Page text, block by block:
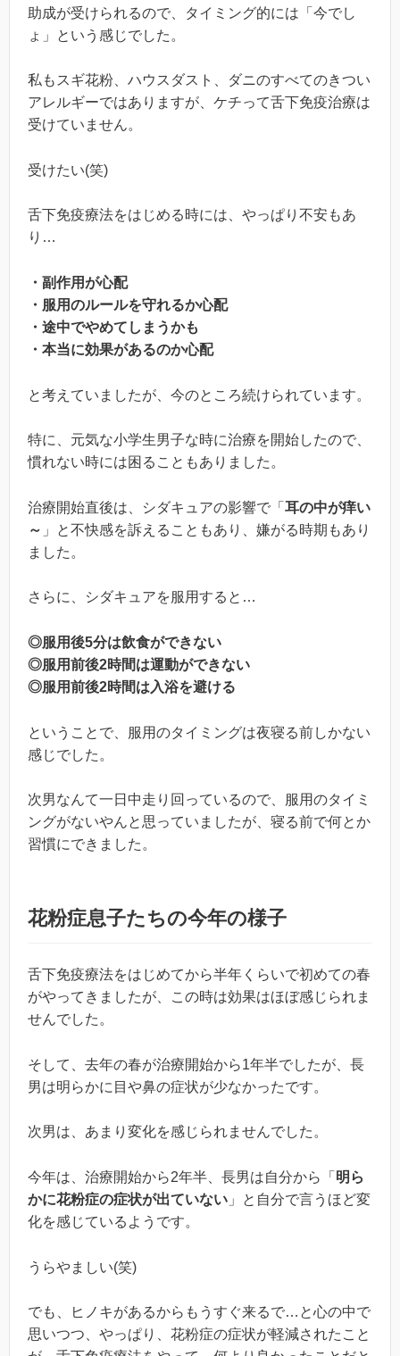
助成が受けられるので、タイミング的には「今でし
ょ」という感じでした。
私もスギ花粉、ハウスダスト、ダニのすべてのきつい
アレルギーではありますが、ケチって舌下免疫治療は
受けていません。
受けたい(笑)
舌下免疫療法をはじめる時には、やっぱり不安もあ
り…
・副作用が心配
・服用のルールを守れるか心配
・途中でやめてしまうかも
・本当に効果があるのか心配
と考えていましたが、今のところ続けられています。
特に、元気な小学生男子な時に治療を開始したので、
慣れない時には困ることもありました。
治療開始直後は、シダキュアの影響で「 耳の中が痒い
～ 」と不快感を訴えることもあり、嫌がる時期もあり
ました。
さらに、シダキュアを服用すると…
◎服用後5分は飲食ができない
◎服用前後2時間は運動ができない
◎服用前後2時間は入浴を避ける
ということで、服用のタイミングは夜寝る前しかない
感じでした。
次男なんて一日中走り回っているので、服用のタイミ
ングがないやんと思っていましたが、寝る前で何とか
習慣にできました。
花粉症息子たちの今年の様子
舌下免疫療法をはじめてから半年くらいで初めての春
がやってきましたが、この時は効果はほぼ感じられま
せんでした。
そして、去年の春が治療開始から1年半でしたが、長
男は明らかに目や鼻の症状が少なかったです。
次男は、あまり変化を感じられませんでした。
今年は、治療開始から2年半、長男は自分から「 明ら
かに花粉症の症状が出ていない 」と自分で言うほど変
化を感じているようです。
うらやましい(笑)
でも、ヒノキがあるからもうすぐ来るで…と心の中で
思いつつ、やっぱり、花粉症の症状が軽減されたこと